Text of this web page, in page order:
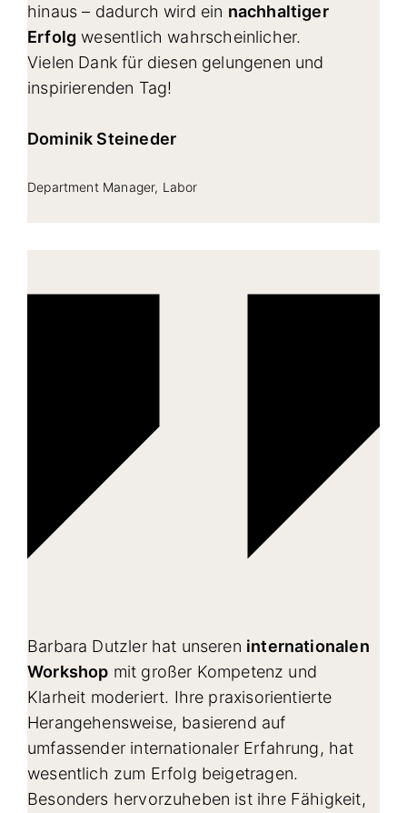
hinaus – dadurch wird ein nachhaltiger
Erfolg wesentlich wahrscheinlicher.
Vielen Dank für diesen gelungenen und
inspirierenden Tag!
Dominik Steineder
Department Manager, Labor
Barbara Dutzler hat unseren internationalen
Workshop mit großer Kompetenz und
Klarheit moderiert. Ihre praxisorientierte
Herangehensweise, basierend auf
umfassender internationaler Erfahrung, hat
wesentlich zum Erfolg beigetragen.
Besonders hervorzuheben ist ihre Fähigkeit,